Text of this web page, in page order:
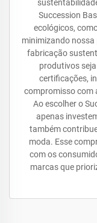
Succession
ecológicos,
minimizando
fabricação
produtivos
certificações,
compromisso com
Ao escolher o
apenas
também
moda. Esse
com os
marcas que